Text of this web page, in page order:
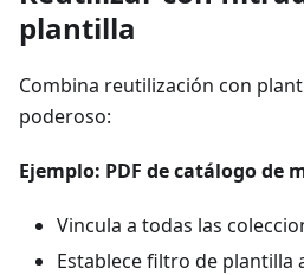
plantilla
Combina reutilización con
poderoso:
Ejemplo: PDF de catálogo de
Vincula a todas las
Establece filtro de plantilla